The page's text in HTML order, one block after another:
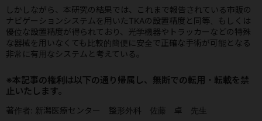
しかしながら、本研究の結果では、これまで報告されている市販の
ナビゲーションシステムを用いたTKAの設置精度と同等、もしくは
優位な設置精度が得られており、光学機器やトラッカーなどの特殊
な器械を用いなくても比較的簡便に安全で正確な手術が可能となる
非常に有用なシステムと考えている。
※本記事の権利は以下の通り帰属し、無断での転用・転載を禁
止いたします。
著作者: 新潟医療センター 整形外科 佐藤 卓 先生